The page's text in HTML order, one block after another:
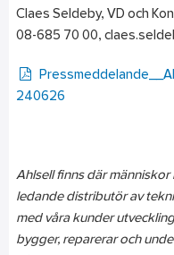
Claes Seldeby, VD och
08-685 70 00,
240626
Ahlsell finns där människor
ledande distributör av
med våra kunder
bygger, reparerar och